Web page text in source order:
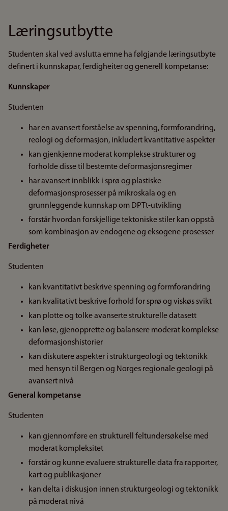
Læringsutbytte
Studenten skal ved avslutta emne ha følgjande læringsutbyte
definert i kunnskapar, ferdigheiter og generell kompetanse:
Kunnskaper
Studenten
har en avansert forståelse av spenning, formforandring,
reologi og deformasjon, inkludert kvantitative aspekter
kan gjenkjenne moderat komplekse strukturer og
forholde disse til bestemte deformasjonsregimer
har avansert innblikk i sprø og plastiske
deformasjonsprosesser på mikroskala og en
grunnleggende kunnskap om DPTt-utvikling
forstår hvordan forskjellige tektoniske stiler kan oppstå
som kombinasjon av endogene og eksogene prosesser
Ferdigheter
Studenten
kan kvantitativt beskrive spenning og formforandring
kan kvalitativt beskrive forhold for sprø og viskøs svikt
kan plotte og tolke avanserte strukturelle datasett
kan løse, gjenopprette og balansere moderat komplekse
deformasjonshistorier
kan diskutere aspekter i strukturgeologi og tektonikk
med hensyn til Bergen og Norges regionale geologi på
avansert nivå
General kompetanse
Studenten
kan gjennomføre en strukturell feltundersøkelse med
moderat kompleksitet
forstår og kunne evaluere strukturelle data fra rapporter,
kart og publikasjoner
kan delta i diskusjon innen strukturgeologi og tektonikk
på moderat nivå